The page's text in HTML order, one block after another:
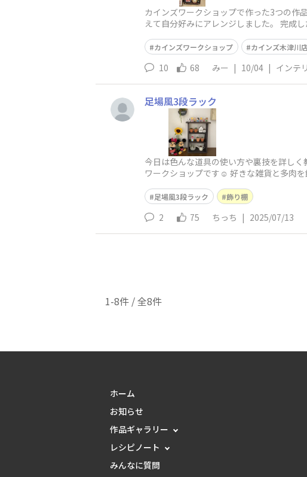
カインズワークショップで作った3つの作
えて自分好みにアレンジしました。 完成
カインズワークショップ カインズ木津川
10 68 みー | 10/04 | インテ
足場風3段ラック
今日は色んな道具の使い方や裏技を詳し
ワークショップです☺️ 好きな雑貨と多肉
足場風3段ラック 飾り棚
2 75 ちっち | 2025/07/13
1-8件 / 全8件
ホーム
お知らせ
作品ギャラリー
レシピノート
みんなに質問